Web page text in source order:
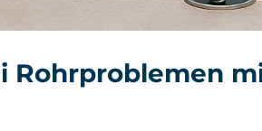
Rohrproblemen